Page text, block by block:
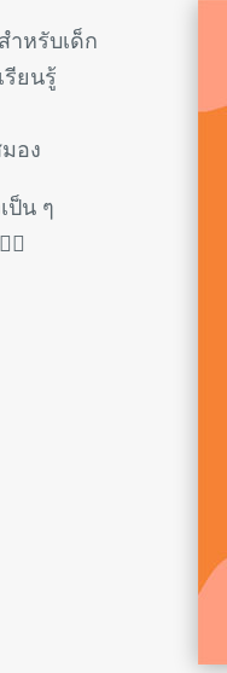
หรับเด็ก
ยนรู้
อง
ป็น ๆ